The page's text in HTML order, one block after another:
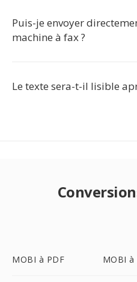
Puis-je envoyer
machine à fax ?
Le texte sera-t-il lisible
MOBI à PDF MOBI à